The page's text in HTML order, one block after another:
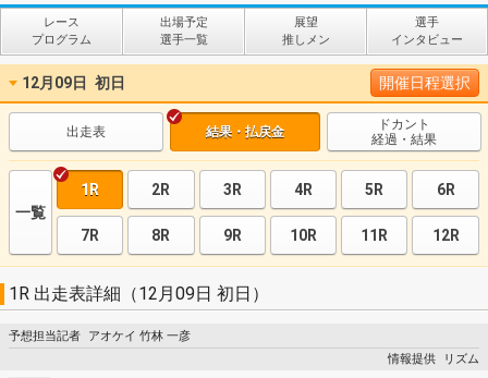
レース
プログラム
出場予定
選手一覧
展望
推しメン
選手
インタビュー
12月09日 初日 開催日程選択
出走表 結果・払戻金
ドカント
経過・結果
一覧
1R 2R 3R 4R 5R 6R
7R 8R 9R 10R 11R 12R
1R 出走表詳細（12月09日 初日）
予想担当記者
アオケイ 竹林 一彦
情報提供
リズム